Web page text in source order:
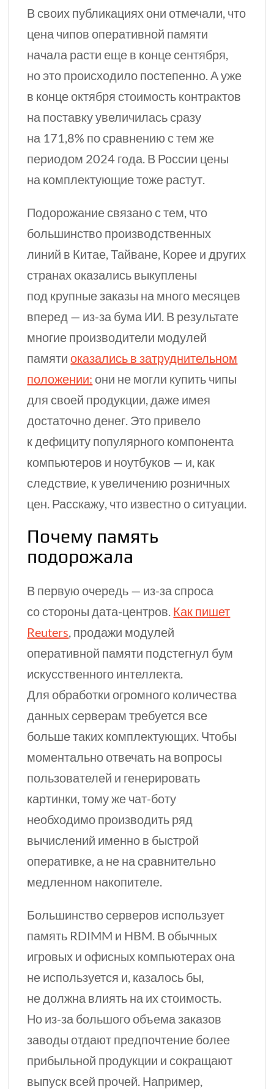
В своих публикациях они отмечали, что
цена чипов оперативной памяти
начала расти еще в конце сентября,
но это происходило постепенно. А уже
в конце октября стоимость контрактов
на поставку увеличилась сразу
на 171,8% по сравнению стем же
периодом 2024 года. В России цены
на комплектующие тоже растут.
Подорожание связано с тем, что
большинство производственных
линий в Китае, Тайване, Корее и других
странах оказались выкуплены
под крупные заказы на много месяцев
вперед — из-за бума ИИ. В результате
многие производители модулей
памятиоказались в затруднительном
положении: они не могли купить чипы
для своей продукции, даже имея
достаточно денег. Это привело
к дефициту популярного компонента
компьютеров и ноутбуков — и, как
следствие, к увеличению розничных
цен. Расскажу, что известно о ситуации.
Почему память
подорожала
В первую очередь — из-за спроса
со стороныдата-центров. Как пишет
Reuters, продажи модулей
оперативной памяти подстегнул бум
искусственного интеллекта.
Для обработки огромного количества
данных серверам требуется все
больше таких комплектующих. Чтобы
моментально отвечать на вопросы
пользователей и генерировать
картинки,тому же чат-боту
необходимо производить ряд
вычислений именно в быстрой
оперативке, а не на сравнительно
медленном накопителе.
Большинство серверов использует
память RDIMM и HBM. В обычных
игровых и офисных компьютерах она
не используется и, казалось бы,
не должна влиять на их стоимость.
Но из-за большого объема заказов
заводы отдают предпочтение более
прибыльной продукции и сокращают
выпуск всей прочей. Например,